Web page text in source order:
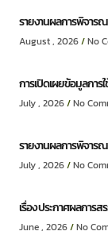
รายงานผลการพิจาร
August , 2026 No
การเปิดเผยข้อมูลกา
July , 2026 No
รายงานผลการพิจาร
July , 2026 No
เรื่อง ประกาศผลการ
June , 2026 No